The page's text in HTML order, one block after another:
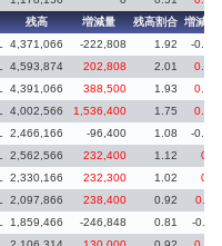
残高 増減量 残高割合 増減率
4,371,066 -222,808 1.92
-0.09
4,593,874 202,808 2.01
0.08
4,391,066 388,500 1.93
0.18
4,002,566 1,536,400 1.75
0.67
2,466,166 -96,400 1.08
-0.04
2,562,566 232,400 1.12
0.1
2,330,166 232,300 1.02
0.1
2,097,866 238,400 0.92
0.11
1,859,466 -246,848 0.81
-0.11